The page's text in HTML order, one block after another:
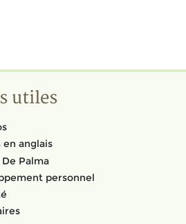
utiles
anglais
Palma
personnel